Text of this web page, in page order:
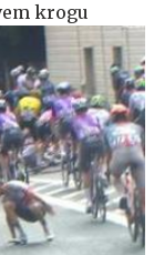
krogu